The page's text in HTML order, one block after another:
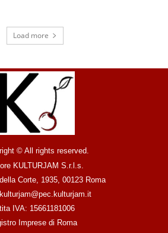
Load more
© All rights reserved.
KULTURJAM S.r.l.s.
Corte, 1935, 00123 Roma
IVA: 15661181006
Imprese di Roma